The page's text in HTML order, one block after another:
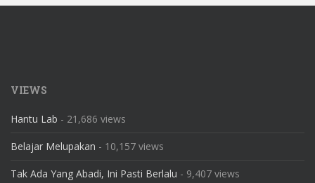
VIEWS
Hantu Lab - 21,686 views
Belajar Melupakan - 10,157 views
Tak Ada Yang Abadi, Ini Pasti Berlalu - 9,407 views